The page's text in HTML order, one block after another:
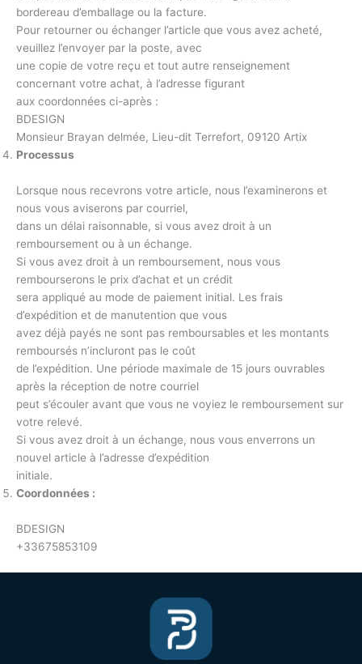
bordereau d’emballage ou la facture.
Pour retourner ou échanger l’article que vous avez acheté,
veuillez l’envoyer par la poste, avec
une copie de votre reçu et tout autre renseignement
concernant votre achat, à l’adresse figurant
aux coordonnées ci-après :
BDESIGN
Monsieur Brayan delmée, Lieu-dit Terrefort, 09120 Artix
Processus
Lorsque nous recevrons votre article, nous l’examinerons et
nous vous aviserons par courriel,
dans un délai raisonnable, si vous avez droit à un
remboursement ou à un échange.
Si vous avez droit à un remboursement, nous vous
rembourserons le prix d’achat et un crédit
sera appliqué au mode de paiement initial. Les frais
d’expédition et de manutention que vous
avez déjà payés ne sont pas remboursables et les montants
remboursés n’incluront pas le coût
de l’expédition. Une période maximale de 15 jours ouvrables
après la réception de notre courriel
peut s’écouler avant que vous ne voyiez le remboursement sur
votre relevé.
Si vous avez droit à un échange, nous vous enverrons un
nouvel article à l’adresse d’expédition
initiale.
Coordonnées :
BDESIGN
+33675853109